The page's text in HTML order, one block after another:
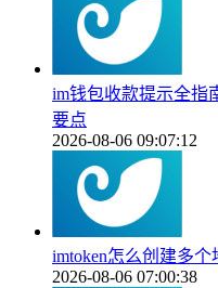
im钱包收款提示全指
要点
2026-08-06 09:07:12
imtoken怎么创建多
2026-08-06 07:00:38